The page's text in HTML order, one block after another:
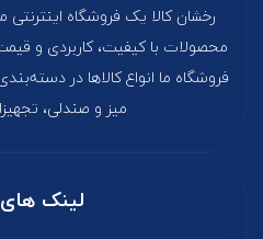
رخشان کالا یک فروشگاه اینترنتی
محصولات با کیفیت، کاربردی و
فروشگاه ما انواع کالاها در
میز و صندلی، تجهیزا
لینک